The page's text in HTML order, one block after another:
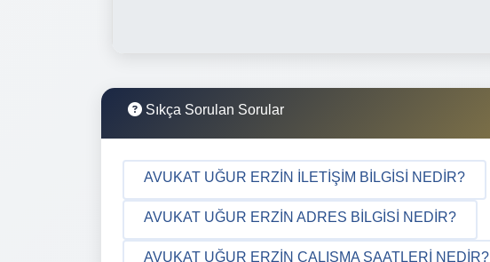
Sıkça Sorulan Sorular
AVUKAT UĞUR ERZIN İLETIŞIM BILGISI NEDIR?
AVUKAT UĞUR ERZIN ADRES BILGISI NEDIR?
AVUKAT UĞUR ERZIN ÇALIŞMA SAATLERI NEDIR?